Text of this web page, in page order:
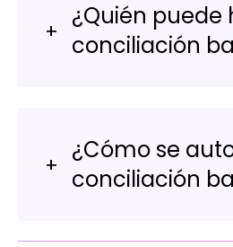
¿Quién puede
conciliación
¿Cómo se
conciliación